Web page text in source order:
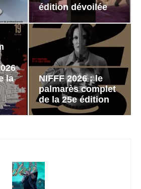
édition dévoilée
la
NIFFF 2026 : le
palmarès complet
de la 25e édition